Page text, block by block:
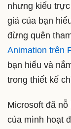
nhưng kiểu
giả của bạn
đừng quên
Animation trên
bạn hiểu và
trong thiết kế
Microsoft đã
của mình hoạt